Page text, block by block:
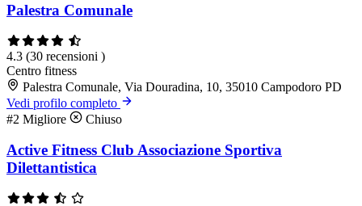
Palestra Comunale
4.3 (30 recensioni )
Centro fitness
Palestra Comunale, Via Douradina, 10, 35010 Campodoro PD
Vedi profilo completo
#2 Migliore Chiuso
Active Fitness Club Associazione Sportiva
Dilettantistica